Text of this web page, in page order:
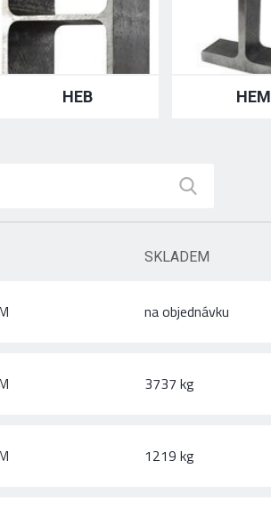
HEB HEM
SKLADEM
na objednávku
3737 kg
1219 kg